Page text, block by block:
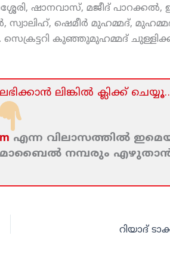
ഷാനവാസ്, മജീദ് പാറക്കല്‍,
ഷെമീര്‍ മുഹമ്മദ്,
കുഞ്ഞുമുഹമ്മദ്
ലിങ്കില്‍ ക്ലിക്ക്‌
എന്ന വിലാസത്തില്‍
നമ്പരും
റിയാദ്